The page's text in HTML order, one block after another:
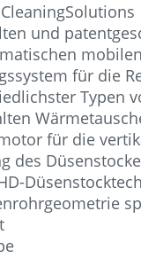
und
mobilen
für die
Typen
für die
des